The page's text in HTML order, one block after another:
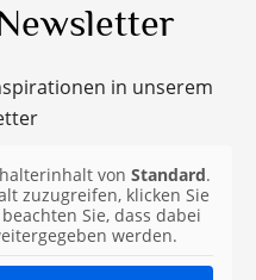
in unserem
von Standard.
zuzugreifen, klicken Sie
Sie, dass dabei
werden.